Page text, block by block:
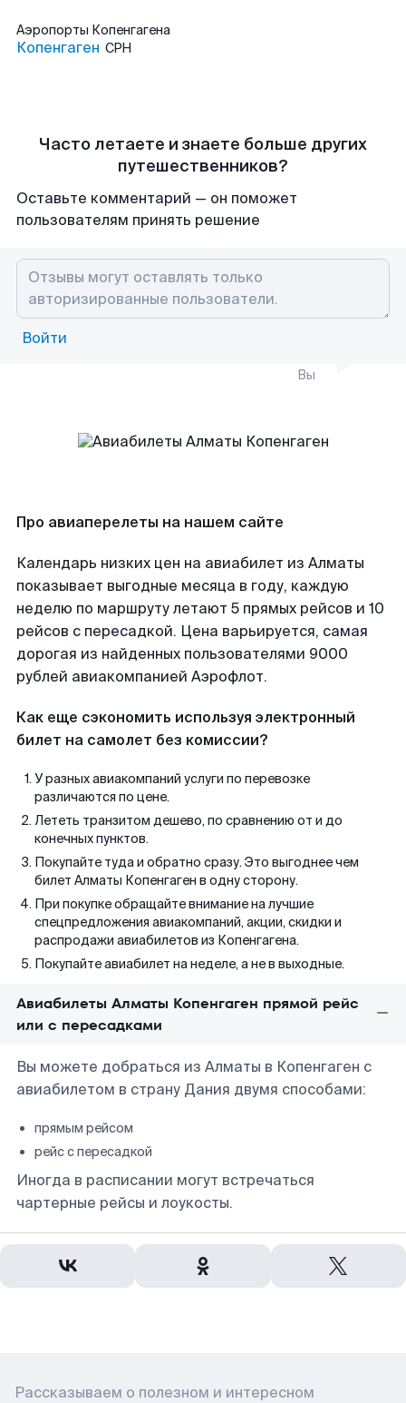
Аэропорты Копенгагена
Копенгаген CPH
Часто летаете и знаете больше других
путешественников?
Оставьте комментарий — он поможет
пользователям принять решение
Войти
Вы
Про авиаперелеты на нашем сайте
Календарь низких цен на авиабилет из Алматы
показывает выгодные месяца в году, каждую
неделю по маршруту летают 5 прямых рейсов и 10
рейсов с пересадкой. Цена варьируется, самая
дорогая из найденных пользователями 9000
рублей авиакомпанией Аэрофлот.
Как еще сэкономить используя электронный
билет на самолет без комиссии?
У разных авиакомпаний услуги по перевозке
различаются по цене.
Лететь транзитом дешево, по сравнению от и до
конечных пунктов.
Покупайте туда и обратно сразу. Это выгоднее чем
билет Алматы Копенгаген в одну сторону.
При покупке обращайте внимание на лучшие
спецпредложения авиакомпаний, акции, скидки и
распродажи авиабилетов из Копенгагена.
Покупайте авиабилет на неделе, а не в выходные.
Авиабилеты Алматы Копенгаген прямой рейс
или с пересадками
Вы можете добраться из Алматы в Копенгаген с
авиабилетом в страну Дания двумя способами:
прямым рейсом
рейс с пересадкой
Иногда в расписании могут встречаться
чартерные рейсы и лоукосты.
Рассказываем о полезном и интересном